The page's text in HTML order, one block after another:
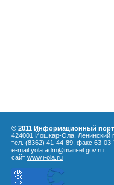
© 2011 Информационный
424001 Йошкар-Ола, Ленинский
тел. (8362) 41-44-89, факс 63-03-
e-mail yola.adm@mari-el.gov.ru
сайт www.i-ola.ru